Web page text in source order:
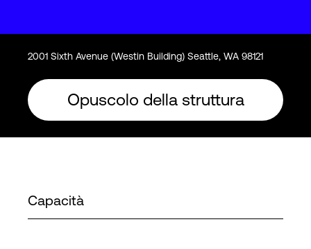
2001 Sixth Avenue (Westin Building) Seattle, WA 98121
Opuscolo della struttura
Capacità